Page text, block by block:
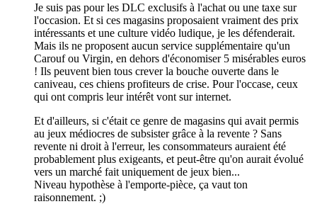
Je suis pas pour les DLC exclusifs à l'achat ou une taxe sur
l'occasion. Et si ces magasins proposaient vraiment des prix
intéressants et une culture vidéo ludique, je les défenderait.
Mais ils ne proposent aucun service supplémentaire qu'un
Carouf ou Virgin, en dehors d'économiser 5 misérables euros
! Ils peuvent bien tous crever la bouche ouverte dans le
caniveau, ces chiens profiteurs de crise. Pour l'occase, ceux
qui ont compris leur intérêt vont sur internet.
Et d'ailleurs, si c'était ce genre de magasins qui avait permis
au jeux médiocres de subsister grâce à la revente ? Sans
revente ni droit à l'erreur, les consommateurs auraient été
probablement plus exigeants, et peut-être qu'on aurait évolué
vers un marché fait uniquement de jeux bien...
Niveau hypothèse à l'emporte-pièce, ça vaut ton
raisonnement. ;)